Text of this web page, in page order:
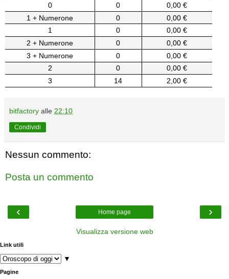
0
0
0,00 €
1 + Numerone
0
0,00 €
1
0
0,00 €
2 + Numerone
0
0,00 €
3 + Numerone
0
0,00 €
2
0
0,00 €
3
14 2,00 €
bitfactory alle 22:10
Condividi
Nessun commento:
Posta un commento
‹ ›
Home page
Visualizza versione web
Link utili
▼
Pagine